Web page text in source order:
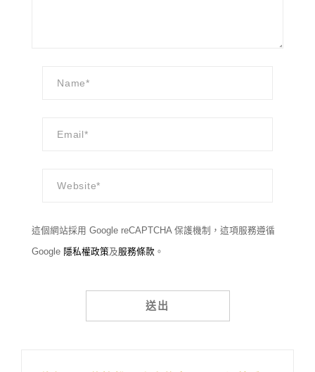
這個網站採用 Google reCAPTCHA 保護機制，這項服務遵循
Google 隱私權政策及服務條款 。